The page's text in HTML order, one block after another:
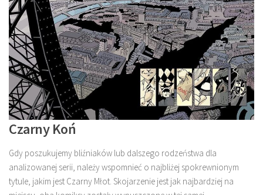
Czarny Koń
Gdy poszukujemy bliźniaków lub dalszego rodzeństwa dla
analizowanej serii, należy wspomnieć o najbliżej spokrewnionym
tytule, jakim jest Czarny Młot. Skojarzenie jest jak najbardziej na